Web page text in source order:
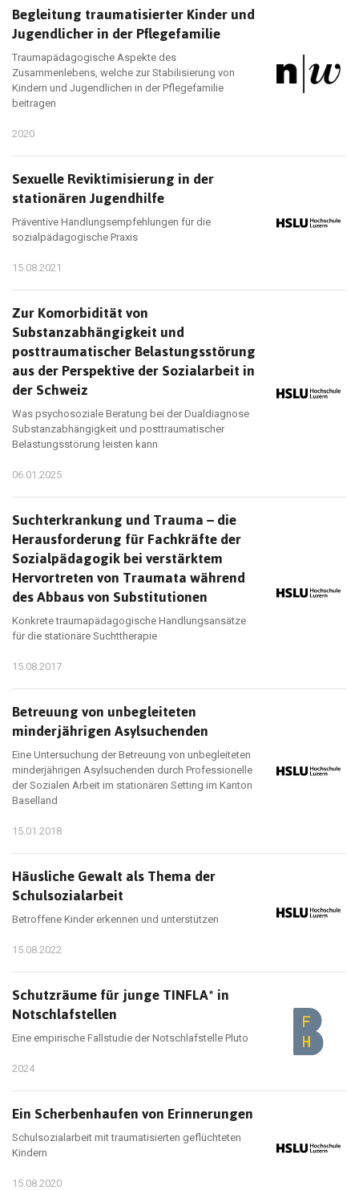
Begleitung traumatisierter Kinder und
Jugendlicher in der Pflegefamilie
Traumapädagogische Aspekte des
Zusammenlebens, welche zur Stabilisierung von
Kindern und Jugendlichen in der Pflegefamilie
beitragen
2020
Sexuelle Reviktimisierung in der
stationären Jugendhilfe
Präventive Handlungsempfehlungen für die
sozialpädagogische Praxis
15.08.2021
Zur Komorbidität von
Substanzabhängigkeit und
posttraumatischer Belastungsstörung
aus der Perspektive der Sozialarbeit in
der Schweiz
Was psychosoziale Beratung bei der Dualdiagnose
Substanzabhängigkeit und posttraumatischer
Belastungsstörung leisten kann
06.01.2025
Suchterkrankung und Trauma – die
Herausforderung für Fachkräfte der
Sozialpädagogik bei verstärktem
Hervortreten von Traumata während
des Abbaus von Substitutionen
Konkrete traumapädagogische Handlungsansätze
für die stationäre Suchttherapie
15.08.2017
Betreuung von unbegleiteten
minderjährigen Asylsuchenden
Eine Untersuchung der Betreuung von unbegleiteten
minderjährigen Asylsuchenden durch Professionelle
der Sozialen Arbeit im stationären Setting im Kanton
Baselland
15.01.2018
Häusliche Gewalt als Thema der
Schulsozialarbeit
Betroffene Kinder erkennen und unterstützen
15.08.2022
Schutzräume für junge TINFLA* in
Notschlafstellen
Eine empirische Fallstudie der Notschlafstelle Pluto
2024
Ein Scherbenhaufen von Erinnerungen
Schulsozialarbeit mit traumatisierten geflüchteten
Kindern
15.08.2020